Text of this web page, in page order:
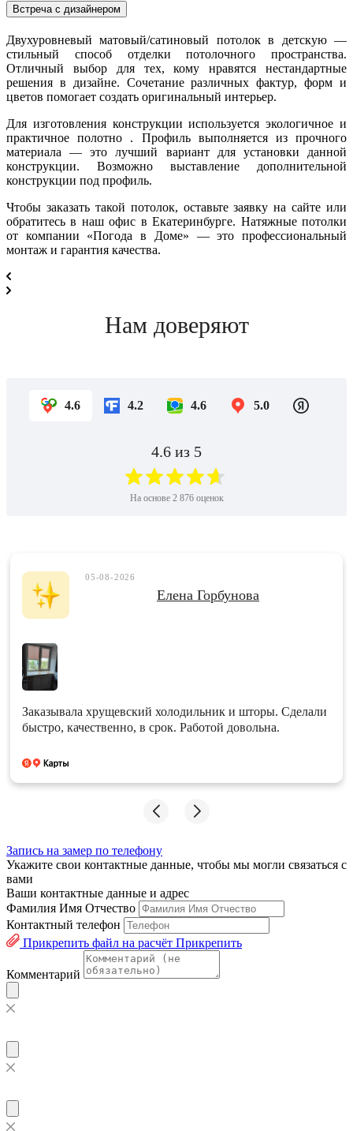
Встреча с дизайнером
Двухуровневый матовый/сатиновый потолок в детскую —
стильный способ отделки потолочного пространства.
Отличный выбор для тех, кому нравятся нестандартные
решения в дизайне. Сочетание различных фактур, форм и
цветов помогает создать оригинальный интерьер.
Для изготовления конструкции используется экологичное и
практичное полотно . Профиль выполняется из прочного
материала — это лучший вариант для установки данной
конструкции. Возможно выставление дополнительной
конструкции под профиль.
Чтобы заказать такой потолок, оставьте заявку на сайте или
обратитесь в наш офис в Екатеринбурге. Натяжные потолки
от компании «Погода в Доме» — это профессиональный
монтаж и гарантия качества.
Нам доверяют
4.6 4.2 4.6 5.0
4.6 из 5
На основе 2 876оценок
05-08-2026
Елена Горбунова
Заказывала хрущевский холодильник и шторы. Сделали
быстро, качественно, в срок. Работой довольна.
Запись на замер по телефону
Укажите свои контактные данные, чтобы мы могли связаться с
вами
Ваши контактные данные и адрес
Фамилия Имя Отчество
Контактный телефон
Прикрепить файл на расчёт Прикрепить
Комментарий